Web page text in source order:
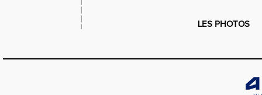
LES PHOTOS